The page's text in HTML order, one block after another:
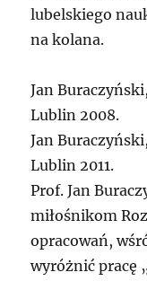
lubelskiego
na kolana.
Jan
Lublin 2008.
Jan
Lublin 2011.
Prof. Jan
miłośnikom
opracowań,
wyróżnić pracę